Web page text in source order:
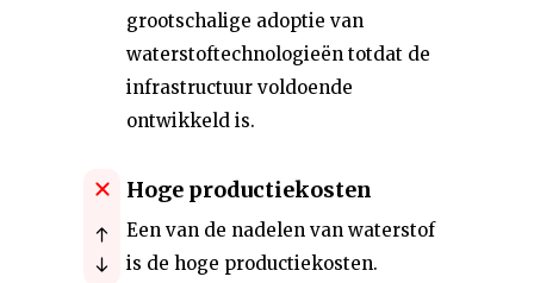
grootschalige adoptie van
waterstoftechnologieën totdat de
infrastructuur voldoende
ontwikkeld is.
Hoge productiekosten
Een van de nadelen van waterstof
is de hoge productiekosten.